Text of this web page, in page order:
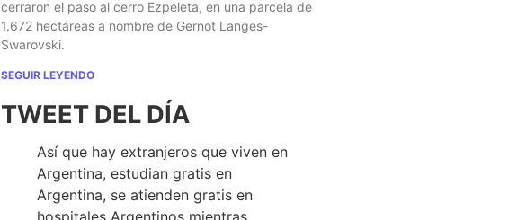
cerraron el paso al cerro Ezpeleta, en una parcela de
1.672 hectáreas a nombre de Gernot Langes-
Swarovski.
SEGUIR LEYENDO
TWEET DEL DÍA
Así que hay extranjeros que viven en
Argentina, estudian gratis en
Argentina, se atienden gratis en
hospitales Argentinos mientras